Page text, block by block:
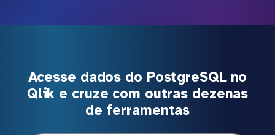
Acesse dados do PostgreSQL no
Qlik e cruze com outras dezenas
de ferramentas